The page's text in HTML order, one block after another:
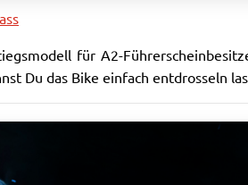
für A2-
Du das Bike einfach entdrosseln